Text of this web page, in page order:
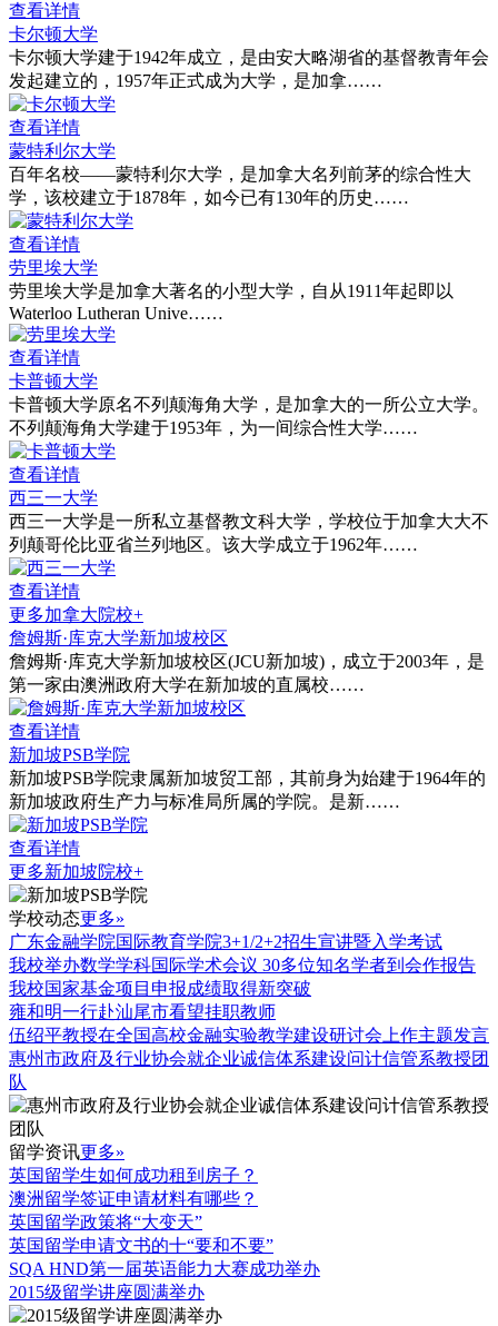
查看详情
卡尔顿大学
卡尔顿大学建于1942年成立，是由安大略湖省的基督教青年会
发起建立的，1957年正式成为大学，是加拿……
查看详情
蒙特利尔大学
百年名校——蒙特利尔大学，是加拿大名列前茅的综合性大
学，该校建立于1878年，如今已有130年的历史……
查看详情
劳里埃大学
劳里埃大学是加拿大著名的小型大学，自从1911年起即以
Waterloo Lutheran Unive……
查看详情
卡普顿大学
卡普顿大学原名不列颠海角大学，是加拿大的一所公立大学。
不列颠海角大学建于1953年，为一间综合性大学……
查看详情
西三一大学
西三一大学是一所私立基督教文科大学，学校位于加拿大大不
列颠哥伦比亚省兰列地区。该大学成立于1962年……
查看详情
更多加拿大院校+
詹姆斯·库克大学新加坡校区
詹姆斯·库克大学新加坡校区(JCU新加坡)，成立于2003年，是
第一家由澳洲政府大学在新加坡的直属校……
查看详情
新加坡PSB学院
新加坡PSB学院隶属新加坡贸工部，其前身为始建于1964年的
新加坡政府生产力与标准局所属的学院。是新……
查看详情
更多新加坡院校+
学校动态更多»
广东金融学院国际教育学院3+1/2+2招生宣讲暨入学考试
我校举办数学学科国际学术会议 30多位知名学者到会作报告
我校国家基金项目申报成绩取得新突破
雍和明一行赴汕尾市看望挂职教师
伍绍平教授在全国高校金融实验教学建设研讨会上作主题发言
惠州市政府及行业协会就企业诚信体系建设问计信管系教授团
队
留学资讯更多»
英国留学生如何成功租到房子？
澳洲留学签证申请材料有哪些？
英国留学政策将“大变天”
英国留学申请文书的十“要和不要”
SQA HND第一届英语能力大赛成功举办
2015级留学讲座圆满举办